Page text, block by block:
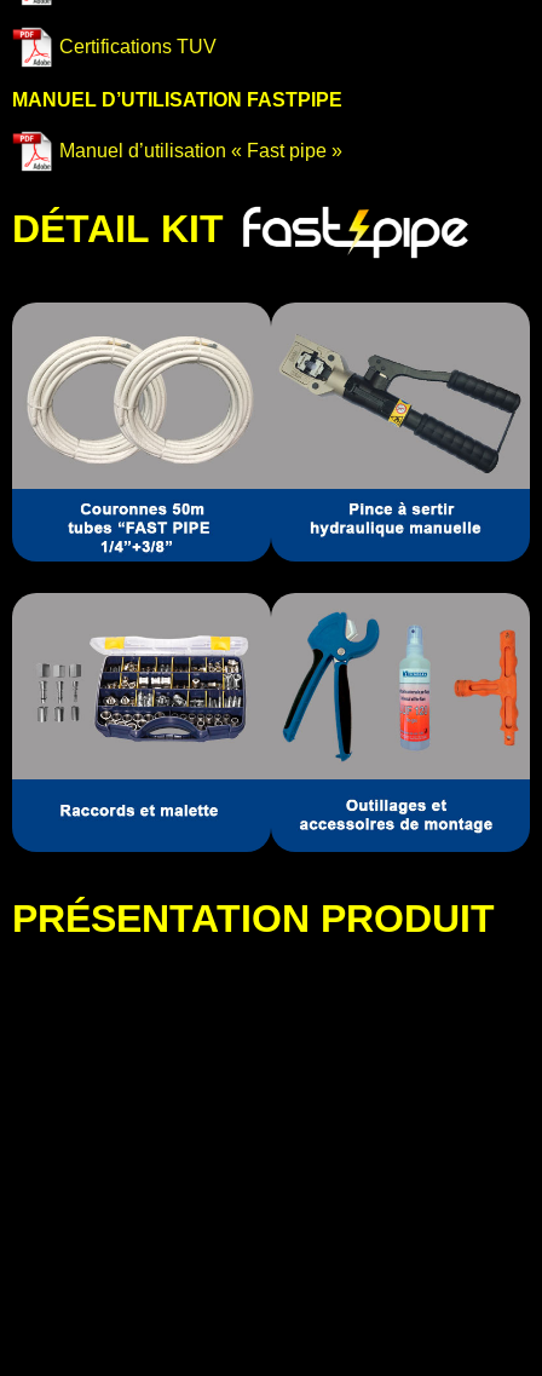
Certifications TUV
MANUEL D’UTILISATION FASTPIPE
Manuel d’utilisation « Fast pipe »
DÉTAIL KIT
PRÉSENTATION PRODUIT